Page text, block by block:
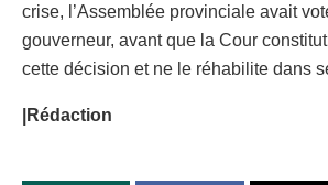
crise, l’Assemblée provinciale avait
gouverneur, avant que la Cour
cette décision et ne le réhabilite dans
|Rédaction